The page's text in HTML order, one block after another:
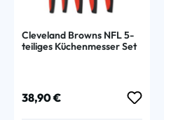
Cleveland Browns NFL 5-
teiliges Küchenmesser Set
Regulärer Preis:
38,90 €